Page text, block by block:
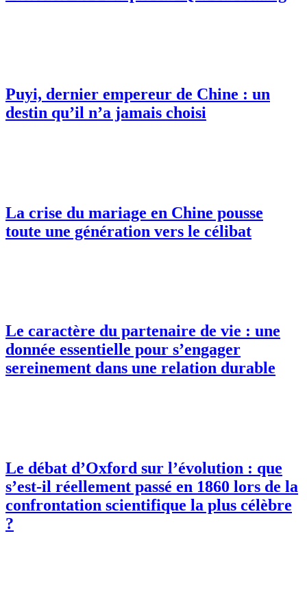
Puyi, dernier empereur de Chine : un
destin qu’il n’a jamais choisi
La crise du mariage en Chine pousse
toute une génération vers le célibat
Le caractère du partenaire de vie : une
donnée essentielle pour s’engager
sereinement dans une relation durable
Le débat d’Oxford sur l’évolution : que
s’est-il réellement passé en 1860 lors de la
confrontation scientifique la plus célèbre
?